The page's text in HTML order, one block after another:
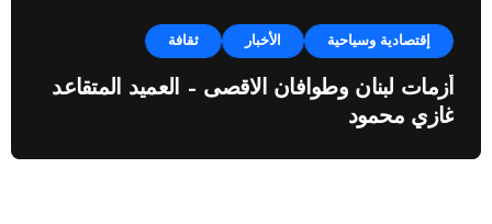
إقتصادية وسياحية الأخبار ثقافة
أزمات لبنان وطوافان الاقصى – العميد المتقاعد
غازي محمود